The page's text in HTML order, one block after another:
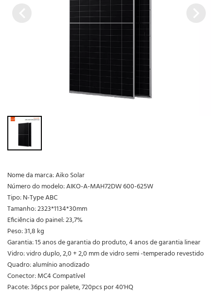
Nome da marca: Aiko Solar
Número do modelo: AIKO-A-MAH72DW 600-625W
Tipo: N-Type ABC
Tamanho: 2323*1134*30mm
Eficiência do painel: 23,7%
Peso: 31,8 kg
Garantia: 15 anos de garantia do produto, 4 anos de garantia linear
Vidro: vidro duplo, 2,0 + 2,0 mm de vidro semi -temperado revestido
Quadro: alumínio anodizado
Conector: MC4 Compatível
Pacote: 36pcs por palete, 720pcs por 40'HQ